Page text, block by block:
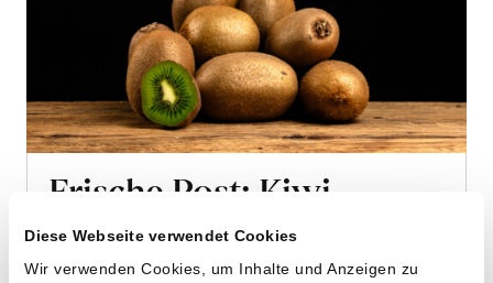
Diese Webseite verwendet Cookies
Wir verwenden Cookies, um Inhalte und Anzeigen zu
Frische Post: Kiwi
von Jagoba Yubero aus Marina de Cudeyo,